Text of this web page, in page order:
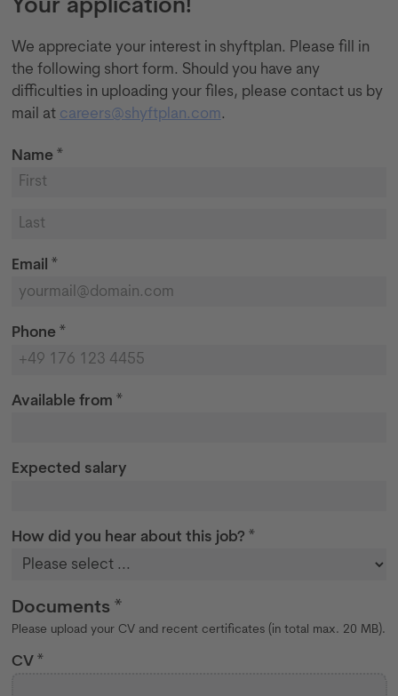
Your application!
We appreciate your interest in shyftplan. Please fill in
the following short form. Should you have any
difficulties in uploading your files, please contact us by
mail at careers@shyftplan.com.
Name *
Email *
Phone *
Available from *
Expected salary
How did you hear about this job? *
Documents *
Please upload your CV and recent certificates (in total max. 20 MB).
CV *